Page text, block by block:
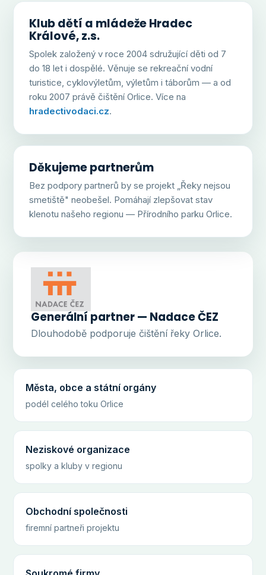
Klub dětí a mládeže Hradec
Králové, z.s.
Spolek založený v roce 2004 sdružující děti od 7
do 18 let i dospělé. Věnuje se rekreační vodní
turistice, cyklovýletům, výletům i táborům — a od
roku 2007 právě čištění Orlice. Více na
hradectivodaci.cz.
Děkujeme partnerům
Bez podpory partnerů by se projekt „Řeky nejsou
smetiště" neobešel. Pomáhají zlepšovat stav
klenotu našeho regionu — Přírodního parku Orlice.
Generální partner — Nadace ČEZ
Dlouhodobě podporuje čištění řeky Orlice.
Města, obce a státní orgány
podél celého toku Orlice
Neziskové organizace
spolky a kluby v regionu
Obchodní společnosti
firemní partneři projektu